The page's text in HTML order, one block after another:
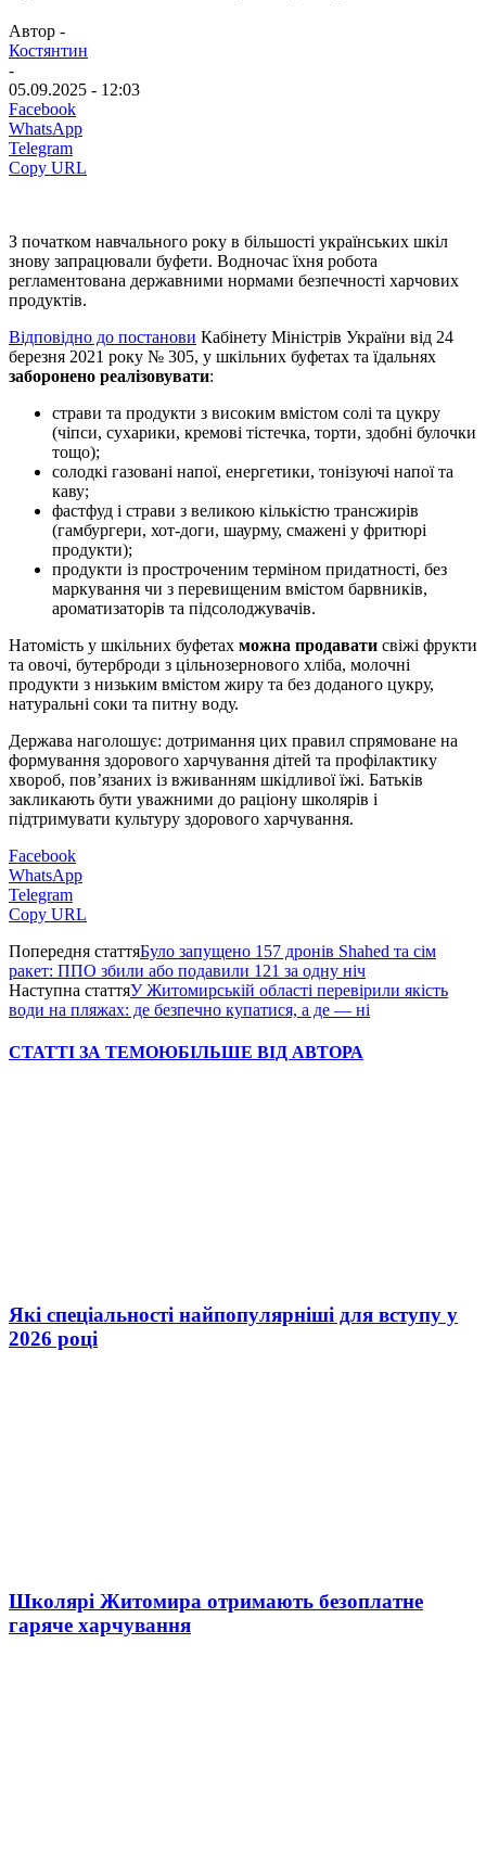
Автор -
Костянтин
-
05.09.2025 - 12:03
Facebook
WhatsApp
Telegram
Copy URL
З початком навчального року в більшості українських шкіл
знову запрацювали буфети. Водночас їхня робота
регламентована державними нормами безпечності харчових
продуктів.
Відповідно до постанови Кабінету Міністрів України від 24
березня 2021 року № 305, у шкільних буфетах та їдальнях
заборонено реалізовувати:
страви та продукти з високим вмістом солі та цукру
(чіпси, сухарики, кремові тістечка, торти, здобні булочки
тощо);
солодкі газовані напої, енергетики, тонізуючі напої та
каву;
фастфуд і страви з великою кількістю трансжирів
(гамбургери, хот-доги, шаурму, смажені у фритюрі
продукти);
продукти із простроченим терміном придатності, без
маркування чи з перевищеним вмістом барвників,
ароматизаторів та підсолоджувачів.
Натомість у шкільних буфетах можна продавати свіжі фрукти
та овочі, бутерброди з цільнозернового хліба, молочні
продукти з низьким вмістом жиру та без доданого цукру,
натуральні соки та питну воду.
Держава наголошує: дотримання цих правил спрямоване на
формування здорового харчування дітей та профілактику
хвороб, пов’язаних із вживанням шкідливої їжі. Батьків
закликають бути уважними до раціону школярів і
підтримувати культуру здорового харчування.
Facebook
WhatsApp
Telegram
Copy URL
Попередня статтяБуло запущено 157 дронів Shahed та сім
ракет: ППО збили або подавили 121 за одну ніч
Наступна статтяУ Житомирській області перевірили якість
води на пляжах: де безпечно купатися, а де — ні
СТАТТІ ЗА ТЕМОЮБІЛЬШЕ ВІД АВТОРА
Які спеціальності найпопулярніші для вступу у
2026 році
Школярі Житомира отримають безоплатне
гаряче харчування